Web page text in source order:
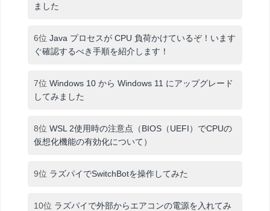
ました
6位 Java プロセスが CPU 負荷かけているぞ！います
ぐ確認するべき手順を紹介します！
7位 Windows 10 から Windows 11 にアップグレード
してみました
8位 WSL 2使用時の注意点（BIOS（UEFI）でCPUの
仮想化機能の有効化について）
9位 ラズパイでSwitchBotを操作してみた
10位 ラズパイで外部からエアコンの電源を入れてみ